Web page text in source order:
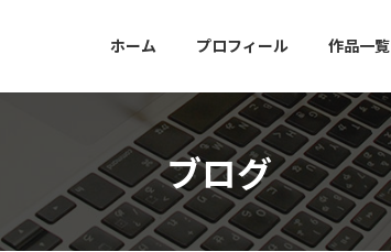
ホーム プロフィール 作品一覧
ブログ